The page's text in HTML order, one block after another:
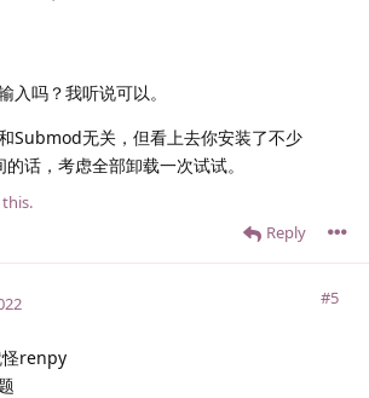
入吗？我听说可以。
Submod无关，但看上去你安装了不少
话，考虑全部卸载一次试试。
Reply
#5
怪renpy